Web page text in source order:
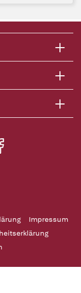
Impressum